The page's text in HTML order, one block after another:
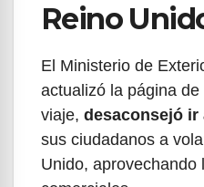
Reino
El Ministerio de
actualizó la página
viaje, desaconsejó ir
sus ciudadanos a
Unido, aprovechando